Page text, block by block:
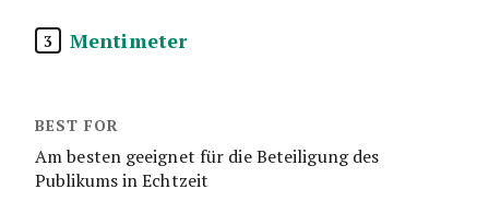
3 Mentimeter
Am besten geeignet für die Beteiligung des
Publikums in Echtzeit